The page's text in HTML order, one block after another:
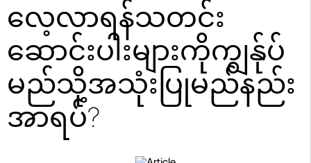
လေ့လာရန်သတင်း
ဆောင်းပါးများကိုကျွန်ုပ်
မည်သို့အသုံးပြုမည်နည်း
အာရပ်?